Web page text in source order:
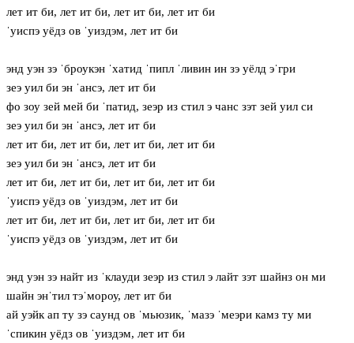
лет ит би, лет ит би, лет ит би, лет ит би
ˈуиспэ уёдз ов ˈуиздэм, лет ит би
энд уэн зэ ˈброукэн ˈхатид ˈпипл ˈливин ин зэ уёлд эˈгри
зеэ уил би эн ˈансэ, лет ит би
фо зоу зей мей би ˈпатид, зеэр из стил э чанс зэт зей уил си
зеэ уил би эн ˈансэ, лет ит би
лет ит би, лет ит би, лет ит би, лет ит би
зеэ уил би эн ˈансэ, лет ит би
лет ит би, лет ит би, лет ит би, лет ит би
ˈуиспэ уёдз ов ˈуиздэм, лет ит би
лет ит би, лет ит би, лет ит би, лет ит би
ˈуиспэ уёдз ов ˈуиздэм, лет ит би
энд уэн зэ найт из ˈклaуди зеэр из стил э лайт зэт шайнз он ми
шайн энˈтил тэˈмороу, лет ит би
ай уэйк ап ту зэ сaунд ов ˈмьюзик, ˈмазэ ˈмеэри камз ту ми
ˈспикин уёдз ов ˈуиздэм, лет ит би